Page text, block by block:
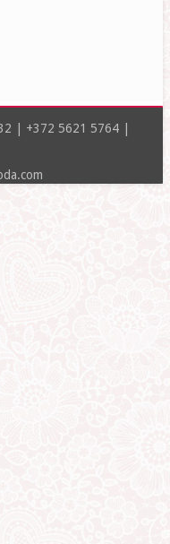
| +372 5621 5764 |